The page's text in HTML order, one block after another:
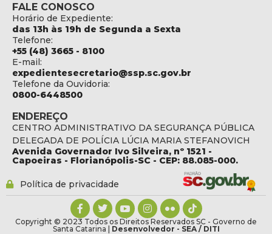
FALE CONOSCO
Horário de Expediente:
das 13h às 19h de Segunda a Sexta
Telefone:
+55 (48) 3665 - 8100
E-mail:
expedientesecretario@ssp.sc.gov.br
Telefone da Ouvidoria:
0800-6448500
ENDEREÇO
CENTRO ADMINISTRATIVO DA SEGURANÇA PÚBLICA
DELEGADA DE POLÍCIA LÚCIA MARIA STEFANOVICH
Avenida Governador Ivo Silveira, nº 1521 -
Capoeiras - Florianópolis-SC - CEP: 88.085-000.
Política de privacidade
Copyright © 2023 Todos os Direitos Reservados SC - Governo de
Santa Catarina | Desenvolvedor - SEA / DITI